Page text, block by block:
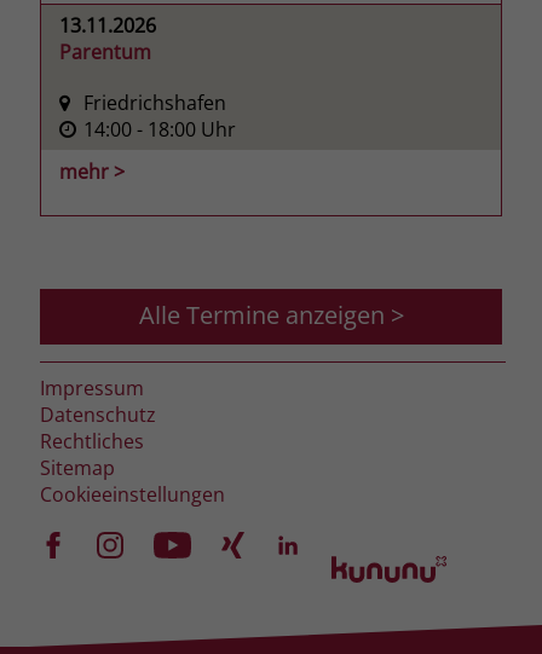
13.11.2026
Parentum
Friedrichshafen
14:00- 18:00 Uhr
mehr >
Alle Termine anzeigen >
Impressum
Datenschutz
Rechtliches
Sitemap
Cookieeinstellungen